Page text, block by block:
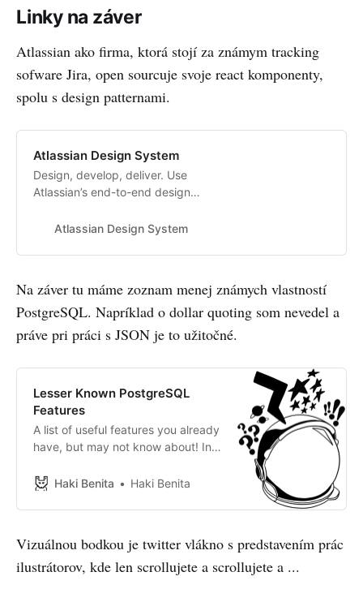
any other application specific
information that might be useful. In
things…
Linky na záver
Atlassian ako firma, ktorá stojí za známym tracking
sofware Jira, open sourcuje svoje react komponenty,
spolu s design patternami.
Atlassian Design System
Design, develop, deliver. Use
Atlassian’s end-to-end design
intuitive, and beautiful
Atlassian Design System
Na záver tu máme zoznam menej známych vlastností
PostgreSQL. Napríklad o dollar quoting som nevedel a
práve pri práci s JSON je to užitočné.
Lesser Known PostgreSQL
Features
A list of useful features you already
have, but may not know about! In
features of PostgreSQL.
Haki Benita Haki Benita
Vizuálnou bodkou je twitter vlákno s predstavením prác
ilustrátorov, kde len scrollujete a scrollujete a ...